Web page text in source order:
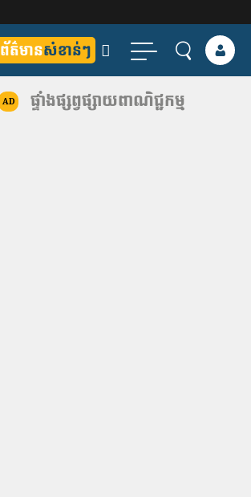
ព័ត៌មានសំខាន់ៗ
AD ផ្ទាំងផ្សព្វផ្សាយពាណិជ្ជកម្ម